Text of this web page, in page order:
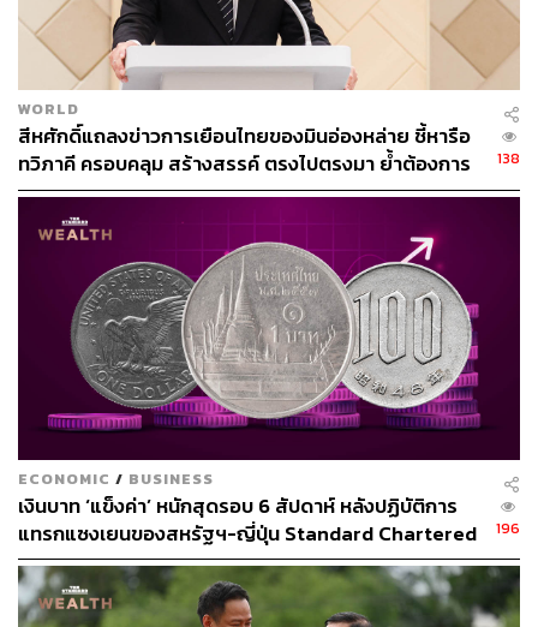
WORLD
สีหศักดิ์แถลงข่าวการเยือนไทยของมินอ่องหล่าย ชี้หารือ
ทวิภาคี ครอบคลุม สร้างสรรค์ ตรงไปตรงมา ย้ำต้องการ
ให้เมียนมากลับสู่อาเซียน
138
ECONOMIC / BUSINESS
เงินบาท ‘แข็งค่า’ หนักสุดรอบ 6 สัปดาห์ หลังปฏิบัติการ
แทรกแซงเยนของสหรัฐฯ-ญี่ปุ่น Standard Chartered
เปิดเป้าสิ้นปีนี้จ่อแข็งต่อแตะ 32.50 บาทต่อดอลลาร์
196